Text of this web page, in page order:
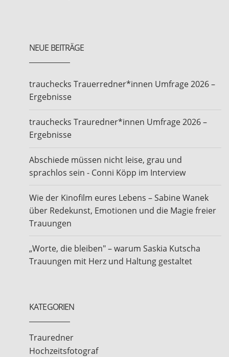
NEUE BEITRÄGE
trauchecks Trauerredner*innen Umfrage 2026 –
Ergebnisse
trauchecks Trauredner*innen Umfrage 2026 –
Ergebnisse
Abschiede müssen nicht leise, grau und
sprachlos sein - Conni Köpp im Interview
Wie der Kinofilm eures Lebens – Sabine Wanek
über Redekunst, Emotionen und die Magie freier
Trauungen
„Worte, die bleiben" – warum Saskia Kutscha
Trauungen mit Herz und Haltung gestaltet
KATEGORIEN
Trauredner
Hochzeitsfotograf